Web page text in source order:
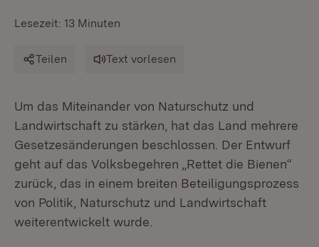
Lesezeit: 13 Minuten
Teilen Text vorlesen
Um das Miteinander von Naturschutz und
Landwirtschaft zu stärken, hat das Land mehrere
Gesetzesänderungen beschlossen. Der Entwurf
geht auf das Volksbegehren „Rettet die Bienen“
zurück, das in einem breiten Beteiligungsprozess
von Politik, Naturschutz und Landwirtschaft
weiterentwickelt wurde.